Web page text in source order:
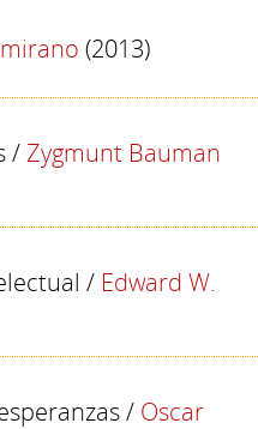
(2013)
/Zygmunt Bauman
/ Edward W.
/ Oscar